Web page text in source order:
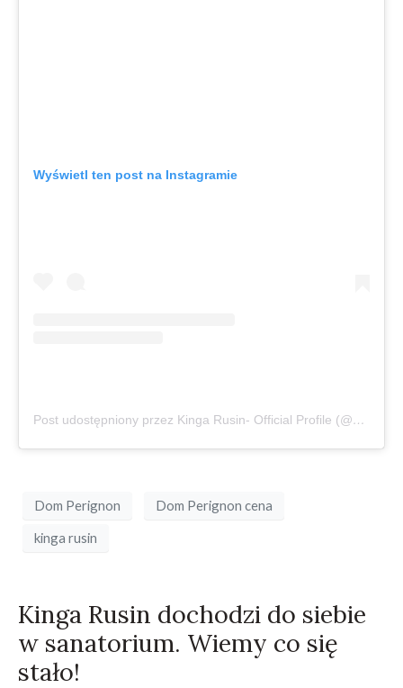
Wyświetl ten post na Instagramie
Post udostępniony przez Kinga Rusin- Official Profile (@kingarusin)
Dom Perignon Dom Perignon cena
kinga rusin
Kinga Rusin dochodzi do siebie
w sanatorium. Wiemy co się
stało!